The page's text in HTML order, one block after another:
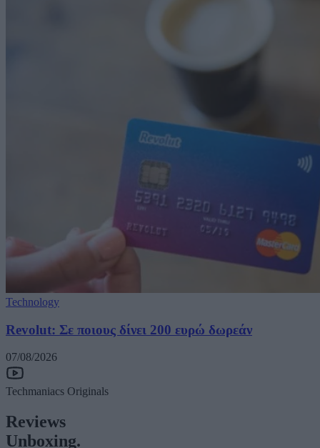
Technology
Revolut: Σε ποιους δίνει 200 ευρώ δωρεάν
07/08/2026
Techmaniacs Originals
Reviews
Unboxing.